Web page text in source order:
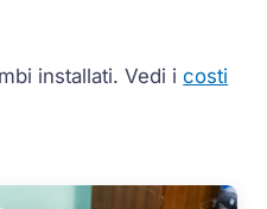
installati. Vedi icosti